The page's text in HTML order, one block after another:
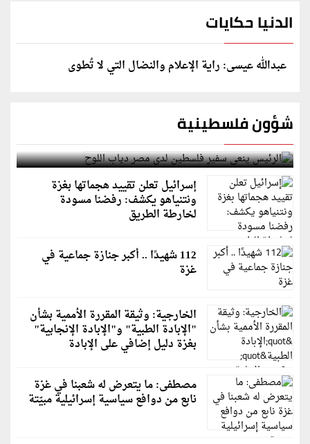
الدنيا حكايات
عبدالله عيسى: راية الإعلام والنضال التي لا تُطوى
شؤون فلسطينية
الرئيس ينعى سفير فلسطين لدى مصر دياب اللوح
إسرائيل تعلن تقييد هجماتها بغزة
ونتنياهو يكشف: رفضنا مسودة
لخارطة الطريق
112 شهيدًا .. أكبر جنازة جماعية في
غزة
الخارجية: وثيقة المقررة الأممية بشأن
"الإبادة الطبية" و"الإبادة الإنجابية"
بغزة دليل إضافي على الإبادة
مصطفى: ما يتعرض له شعبنا في غزة
نابع من دوافع سياسية إسرائيلية مبيّتة